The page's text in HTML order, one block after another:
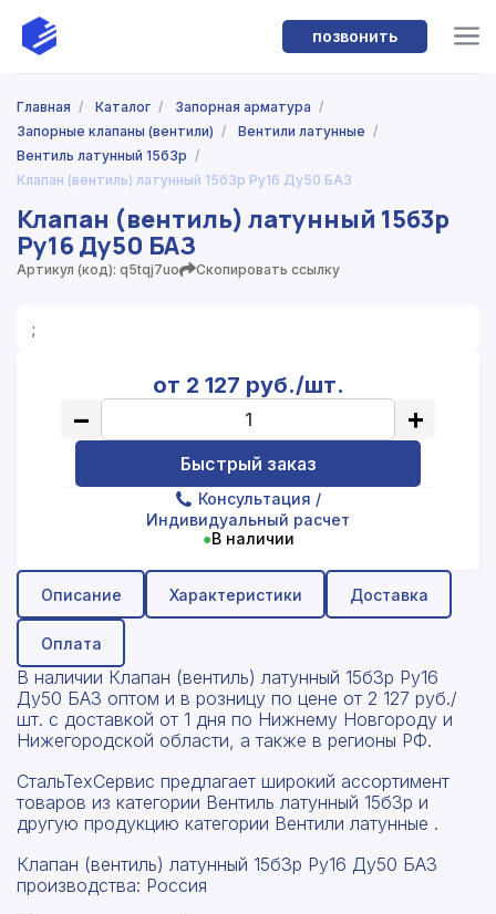
позвонить
Главная / Каталог / Запорная арматура /
Запорные клапаны (вентили) / Вентили латунные /
Вентиль латунный 15б3р /
Клапан (вентиль) латунный 15б3р Ру16 Ду50 БАЗ
Клапан (вентиль) латунный 15б3р
Ру16 Ду50 БАЗ
Артикул (код): q5tqj7uo Скопировать ссылку
;
от 2 127 руб./шт.
− +
Быстрый заказ
Консультация /
Индивидуальный расчет
●В наличии
Описание Характеристики Доставка
Оплата
В наличии Клапан (вентиль) латунный 15б3р Ру16
Ду50 БАЗ оптом и в розницу по цене от 2 127 руб./
шт. с доставкой от 1 дня по Нижнему Новгороду и
Нижегородской области, а также в регионы РФ.
СтальТехСервис предлагает широкий ассортимент
товаров из категории Вентиль латунный 15б3р и
другую продукцию категории Вентили латунные .
Клапан (вентиль) латунный 15б3р Ру16 Ду50 БАЗ
производства: Россия